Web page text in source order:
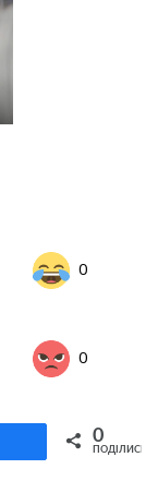
0
0
Поділитися0
ПОДІЛИСЬ